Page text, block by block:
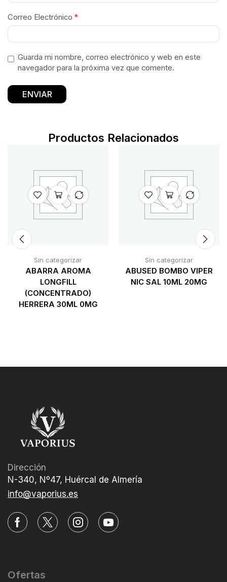
Correo Electrónico *
Guarda mi nombre, correo electrónico y web en este
navegador para la próxima vez que comente.
Productos Relacionados
Sin categorizar
ABARRA AROMA
LONGFILL
(CONCENTRADO)
HERRERA 30ML 0MG
Sin categorizar
ABUSED BOMBO VIPER
NIC SAL 10ML 20MG
Dirección
N-340, Nº47, Huércal de Almería
info@vaporius.es
Ofertas